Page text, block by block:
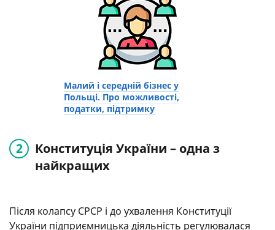
Малий і середній бізнес у
Польщі. Про можливості,
податки, підтримку
Конституція України – одна з
найкращих
Після колапсу СРСР і до ухвалення Конституції
України підприємницька діяльність регулювалася